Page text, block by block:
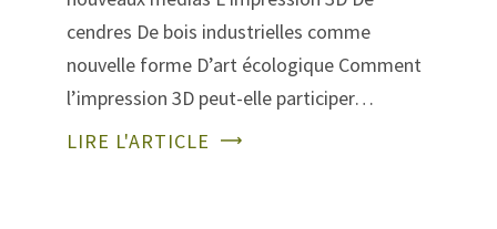
cendres De bois industrielles comme
nouvelle forme D’art écologique Comment
l’impression 3D peut-elle participer…
LIRE L'ARTICLE